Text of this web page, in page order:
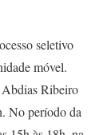
seletivo
móvel.
Abdias Ribeiro
No período da